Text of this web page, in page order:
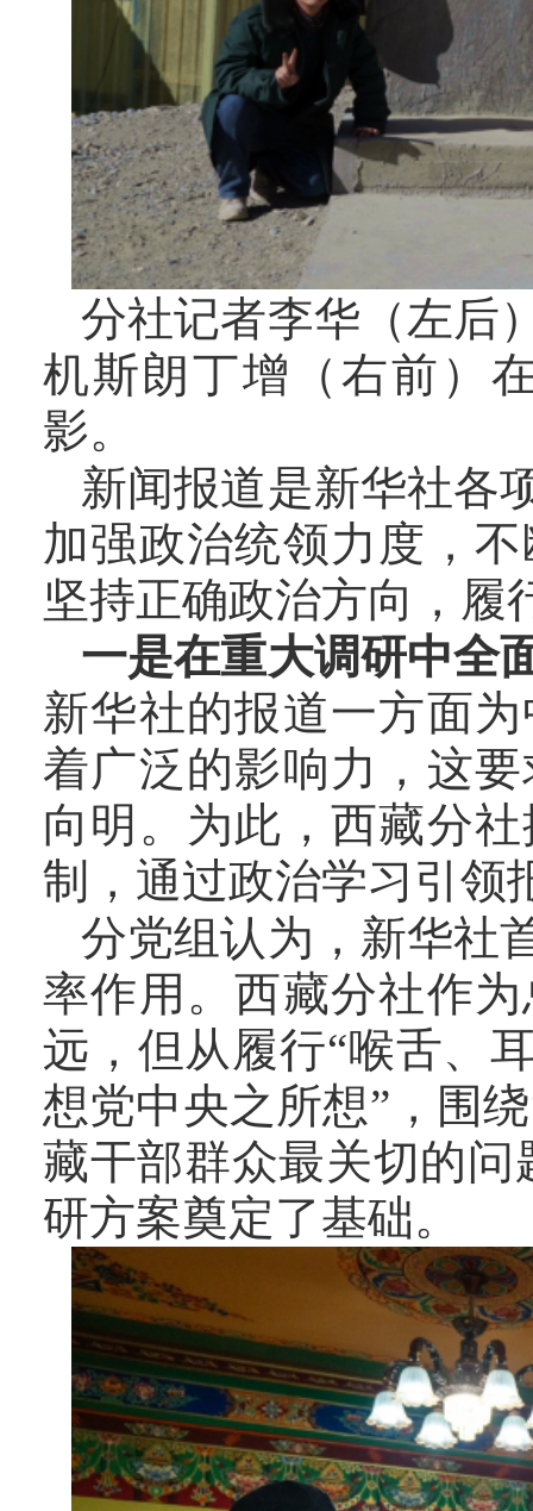
分社记者李华（左后
机斯朗丁增（右前）
影。
新闻报道是新华社各
加强政治统领力度，
坚持正确政治方向，履
一是在重大调研中全
新华社的报道一方面
着广泛的影响力，这
向明。为此，西藏分
制，通过政治学习引领
分党组认为， 新华社
率作用。西藏分社作
远，但从履行“喉舌、
想党中央之所想”，围
藏干部群众最关切的
研方案奠定了基础。